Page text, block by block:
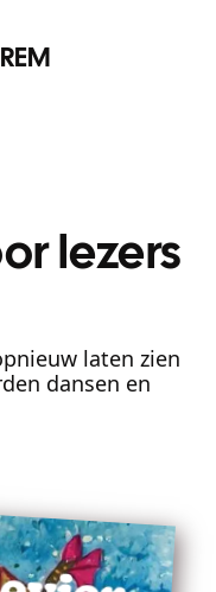
lezers
laten zien
dansen en